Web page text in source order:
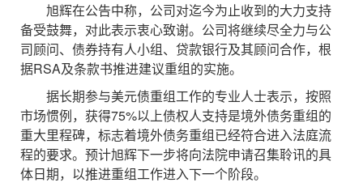
旭辉在公告中称，公司对迄今为止收到的大力支持
备受鼓舞，对此表示衷心致谢。公司将继续尽全力与公
司顾问、债券持有人小组、贷款银行及其顾问合作，根
据RSA及条款书推进建议重组的实施。
据长期参与美元债重组工作的专业人士表示，按照
市场惯例，获得75%以上债权人支持是境外债务重组的
重大里程碑，标志着境外债务重组已经符合进入法庭流
程的要求。预计旭辉下一步将向法院申请召集聆讯的具
体日期，以推进重组工作进入下一个阶段。